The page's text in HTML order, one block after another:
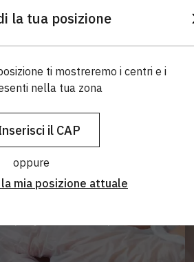
la tua posizione
ti mostreremo i centri e i
nella tua zona
oppure
mia posizione attuale
relative ai prodotti del mondo Beauty